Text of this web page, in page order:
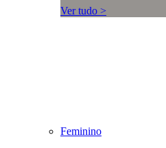
Ver tudo >
Feminino